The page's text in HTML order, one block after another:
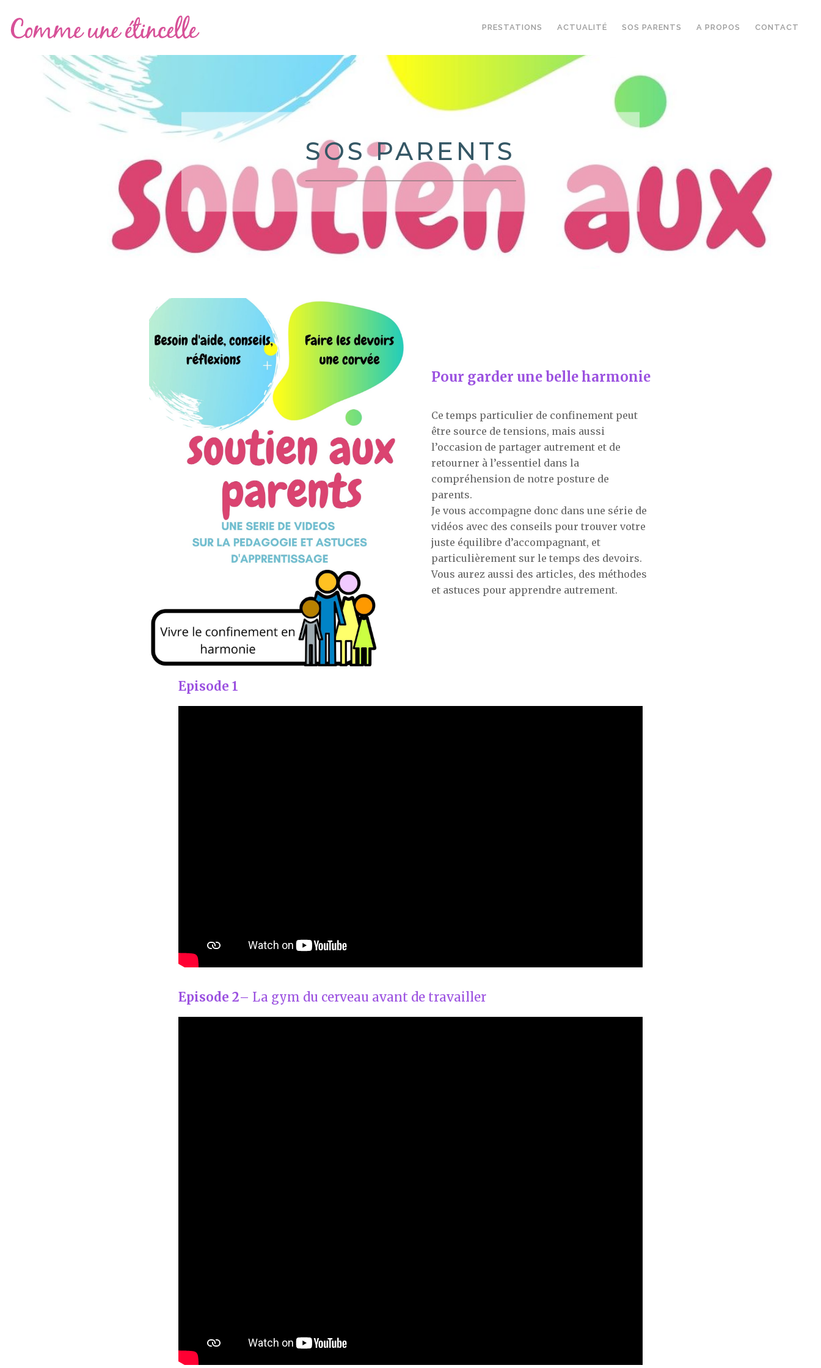
PRESTATIONS ACTUALITÉ SOS PARENTS A PROPOS CONTACT
SOS PARENTS
Pour garder une belle harmonie
Ce temps particulier de confinement peut
être source de tensions, mais aussi
l’occasion de partager autrement et de
retourner à l’essentiel dans la
compréhension de notre posture de
parents.
Je vous accompagne donc dans une série de
vidéos avec des conseils pour trouver votre
juste équilibre d’accompagnant, et
particulièrement sur le temps des devoirs.
Vous aurez aussi des articles, des méthodes
et astuces pour apprendre autrement.
Episode 1
Episode 2– La gym du cerveau avant de travailler